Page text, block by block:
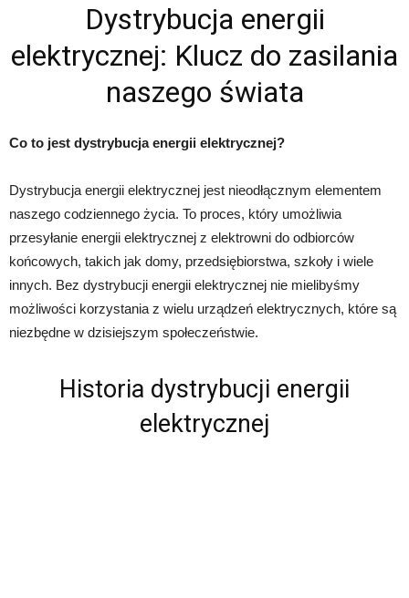
Dystrybucja energii
elektrycznej: Klucz do zasilania
naszego świata
Co to jest dystrybucja energii elektrycznej?
Dystrybucja energii elektrycznej jest nieodłącznym elementem
naszego codziennego życia. To proces, który umożliwia
przesyłanie energii elektrycznej z elektrowni do odbiorców
końcowych, takich jak domy, przedsiębiorstwa, szkoły i wiele
innych. Bez dystrybucji energii elektrycznej nie mielibyśmy
możliwości korzystania z wielu urządzeń elektrycznych, które są
niezbędne w dzisiejszym społeczeństwie.
Historia dystrybucji energii
elektrycznej